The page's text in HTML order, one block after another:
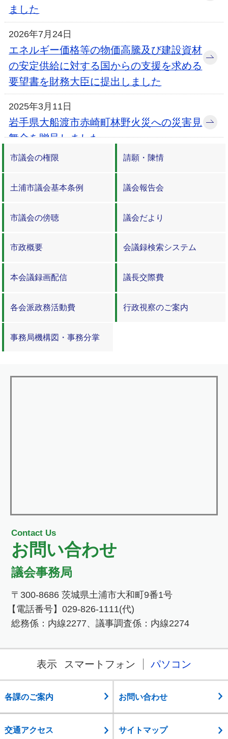
ました
2026年7月24日
エネルギー価格等の物価高騰及び建設資材
の安定供給に対する国からの支援を求める
要望書を財務大臣に提出しました
2025年3月11日
岩手県大船渡市赤崎町林野火災への災害見
舞金を贈呈しました
2025年3月4日
一般質問の質問方法に新しい方法を追加し
令和6年能登半島地震への災害義援金を贈
ロシアによるウクライナ侵攻に断固抗議す
市議会の権限 請願・陳情
土浦市議会基本条例 議会報告会
市議会の傍聴 議会だより
市政概要 会議録検索システム
本会議録画配信 議長交際費
各会派政務活動費 行政視察のご案内
事務局機構図・事務分掌
Contact Us
お問い合わせ
議会事務局
〒300-8686 茨城県土浦市大和町9番1号
【電話番号】029-826-1111(代)
総務係：内線2277、議事調査係：内線2274
表示 スマートフォン パソコン
各課のご案内 お問い合わせ
交通アクセス サイトマップ